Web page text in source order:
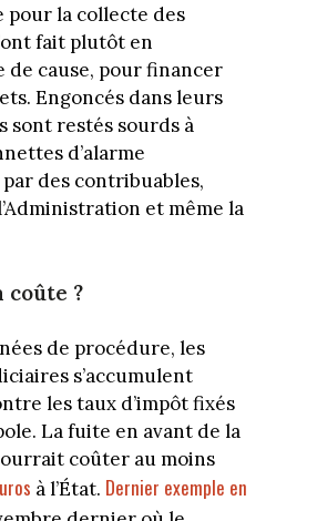
pour la collecte des
fait plutôt en
de cause, pour financer
Engoncés dans leurs
sont restés sourds à
d’alarme
des contribuables,
et même la
coûte ?
de procédure, les
s’accumulent
les taux d’impôt fixés
La fuite en avant de la
coûter au moins
à l’État. Dernier exemple en